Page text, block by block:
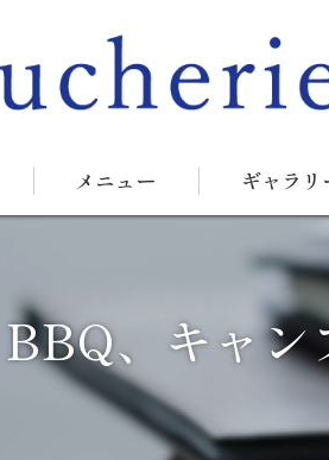
メニュー ギャラリ
、キャ